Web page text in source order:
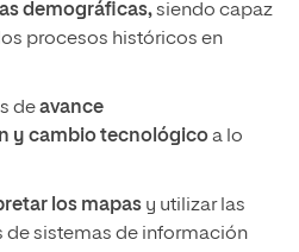
demográficas,siendo capaz
procesos históricos en
deavance
y cambio tecnológicoa lo
los mapas y utilizar las
de sistemas de información